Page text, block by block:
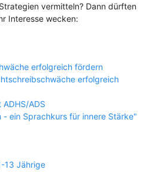
vermitteln? Dann dürften
Interesse wecken:
erfolgreich fördern
erfolgreich
ADS
- ein Sprachkurs für innere Stärke"
13 Jährige